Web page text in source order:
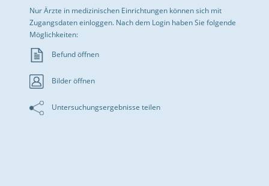
Nur Ärzte in medizinischen Einrichtungen können sich mit
Zugangsdaten einloggen. Nach dem Login haben Sie folgende
Möglichkeiten:
Befund öffnen
Bilder öffnen
Untersuchungsergebnisse teilen